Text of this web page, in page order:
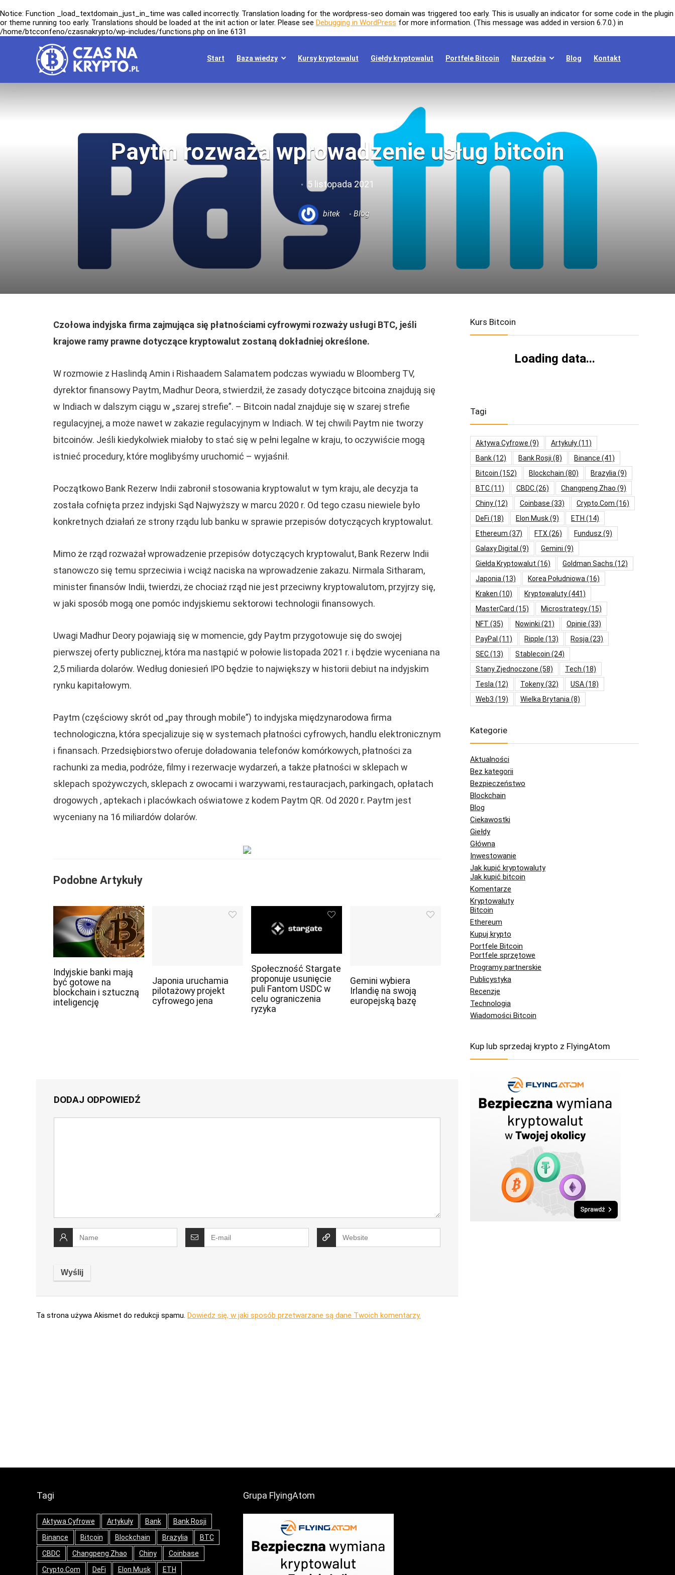
Notice: Function _load_textdomain_just_in_time was called incorrectly. Translation loading for the wordpress-seo domain was triggered too early. This is usually an indicator for some code in the plugin
or theme running too early. Translations should be loaded at the init action or later. Please see Debugging in WordPress for more information. (This message was added in version 6.7.0.) in
/home/btcconfeno/czasnakrypto/wp-includes/functions.php on line 6131
Start Baza wiedzy Kursy kryptowalut Giełdy kryptowalut Portfele Bitcoin Narzędzia Blog Kontakt
Paytm rozważa wprowadzenie usług bitcoin
5 listopada 2021
bitek Blog
Czołowa indyjska firma zajmująca się płatnościami cyfrowymi rozważy usługi BTC, jeśli
krajowe ramy prawne dotyczące kryptowalut zostaną dokładniej określone.
W rozmowie z Haslindą Amin i Rishaadem Salamatem podczas wywiadu w Bloomberg TV,
dyrektor finansowy Paytm, Madhur Deora, stwierdził, że zasady dotyczące bitcoina znajdują się
w Indiach w dalszym ciągu w „szarej strefie”. – Bitcoin nadal znajduje się w szarej strefie
regulacyjnej, a może nawet w zakazie regulacyjnym w Indiach. W tej chwili Paytm nie tworzy
bitcoinów. Jeśli kiedykolwiek miałoby to stać się w pełni legalne w kraju, to oczywiście mogą
istnieć procedury, które moglibyśmy uruchomić – wyjaśnił.
Początkowo Bank Rezerw Indii zabronił stosowania kryptowalut w tym kraju, ale decyzja ta
została cofnięta przez indyjski Sąd Najwyższy w marcu 2020 r. Od tego czasu niewiele było
konkretnych działań ze strony rządu lub banku w sprawie przepisów dotyczących kryptowalut.
Mimo że rząd rozważał wprowadzenie przepisów dotyczących kryptowalut, Bank Rezerw Indii
stanowczo się temu sprzeciwia i wciąż naciska na wprowadzenie zakazu. Nirmala Sitharam,
minister finansów Indii, twierdzi, że chociaż rząd nie jest przeciwny kryptowalutom, przyjrzy się,
w jaki sposób mogą one pomóc indyjskiemu sektorowi technologii finansowych.
Uwagi Madhur Deory pojawiają się w momencie, gdy Paytm przygotowuje się do swojej
pierwszej oferty publicznej, która ma nastąpić w połowie listopada 2021 r. i będzie wyceniana na
2,5 miliarda dolarów. Według doniesień IPO będzie to największy w historii debiut na indyjskim
rynku kapitałowym.
Paytm (częściowy skrót od „pay through mobile”) to indyjska międzynarodowa firma
technologiczna, która specjalizuje się w systemach płatności cyfrowych, handlu elektronicznym
i finansach. Przedsiębiorstwo oferuje doładowania telefonów komórkowych, płatności za
rachunki za media, podróże, filmy i rezerwacje wydarzeń, a także płatności w sklepach w
sklepach spożywczych, sklepach z owocami i warzywami, restauracjach, parkingach, opłatach
drogowych , aptekach i placówkach oświatowe z kodem Paytm QR. Od 2020 r. Paytm jest
wyceniany na 16 miliardów dolarów.
Podobne Artykuły
Indyjskie banki mają
być gotowe na
blockchain i sztuczną
inteligencję
Japonia uruchamia
pilotażowy projekt
cyfrowego jena
Społeczność Stargate
proponuje usunięcie
puli Fantom USDC w
celu ograniczenia
ryzyka
Gemini wybiera
Irlandię na swoją
europejską bazę
DODAJ ODPOWIEDŹ
Ta strona używa Akismet do redukcji spamu. Dowiedz się, w jaki sposób przetwarzane są dane Twoich komentarzy.
Kurs Bitcoin
Loading data...
Tagi
Aktywa Cyfrowe (9) Artykuły(11)
Bank(12) Bank Rosji (8) Binance (41)
Bitcoin (152) Blockchain (80) Brazylia (9)
BTC(11) CBDC(26) Changpeng Zhao (9)
Chiny(12) Coinbase (33) Crypto.com (16)
DeFi (18) Elon Musk(9) ETH (14)
Ethereum (37) FTX (26) Fundusz (9)
Galaxy Digital (9) Gemini (9)
Giełda Kryptowalut (16) Goldman Sachs (12)
Japonia (13) Korea Południowa (16)
Kraken (10) Kryptowaluty(441)
MasterCard (15) Microstrategy(15)
NFT (35) Nowinki (21) Opinie (33)
PayPal (11) Ripple (13) Rosja (23)
SEC(13) Stablecoin (24)
Stany Zjednoczone (58) Tech (18)
Tesla (12) Tokeny(32) USA(18)
Web3 (19) Wielka Brytania (8)
Kategorie
Aktualności
Bez kategorii
Bezpieczeństwo
Blockchain
Blog
Ciekawostki
Giełdy
Główna
Inwestowanie
Jak kupić kryptowaluty
Jak kupić bitcoin
Komentarze
Kryptowaluty
Bitcoin
Ethereum
Kupuj krypto
Portfele Bitcoin
Portfele sprzętowe
Programy partnerskie
Publicystyka
Recenzje
Technologia
Wiadomości Bitcoin
Kup lub sprzedaj krypto z FlyingAtom
Tagi
Aktywa Cyfrowe Artykuły Bank
Bank Rosji
Binance
Bitcoin Blockchain Brazylia
BTC
CBDC
Changpeng Zhao Chiny
Coinbase
Crypto.com
DeFi Elon Musk ETH
Grupa FlyingAtom